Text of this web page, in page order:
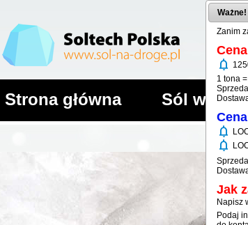
Strona główna Sól
Zanim
notifications
1 tona
notifications
notifications
Jak
Napisz
Podaj